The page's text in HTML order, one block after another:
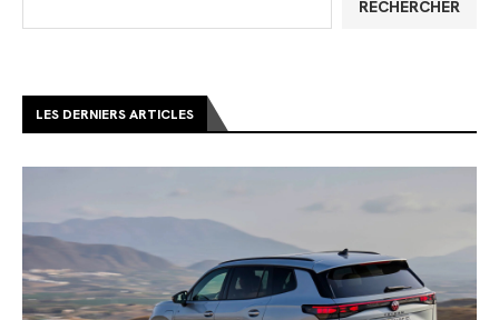
RECHERCHER
LES DERNIERS ARTICLES